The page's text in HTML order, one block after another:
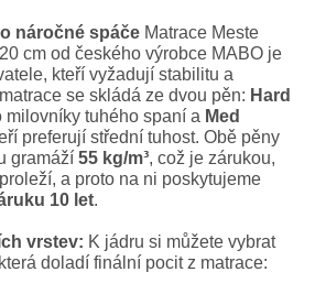
náročné spáče Matrace Meste
cm od českého výrobce MABO je
kteří vyžadují stabilitu a
se skládá ze dvou pěn: Hard
milovníky tuhého spaní a Med
preferují střední tuhost. Obě pěny
gramáží 55 kg/m³, což je zárukou,
a proto na ni poskytujeme
10 let.
vrstev: K jádru si můžete vybrat
doladí finální pocit z matrace: